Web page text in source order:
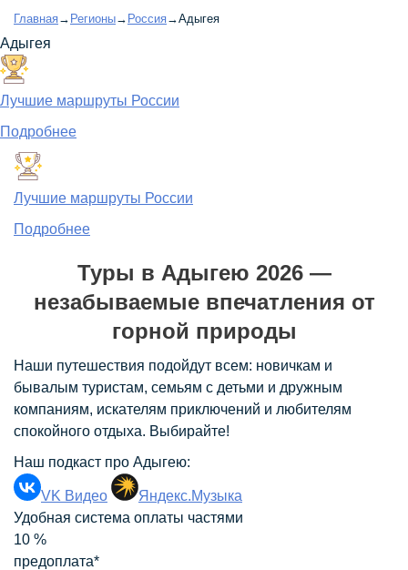
Главная→ Регионы→ Россия→Адыгея
Адыгея
Лучшие маршруты России
Подробнее
Лучшие маршруты России
Подробнее
Туры в Адыгею 2026 —
незабываемые впечатления от
горной природы
Наши путешествия подойдут всем: новичкам и
бывалым туристам, семьям с детьми и дружным
компаниям, искателям приключений и любителям
спокойного отдыха. Выбирайте!
Наш подкаст про Адыгею:
VK Видео
Яндекс.Музыка
Удобная система оплаты частями
10 %
предоплата*